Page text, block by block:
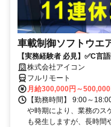
車載制御ソフトウエ
【実務経験者 必見】✅C言
年間休日126日+有給✅週2
株式会社アイコン
フルリモート
月給300,000円～
【勤務時間】 9:00～
や時期により、業務のス
も発生しますが、長時間